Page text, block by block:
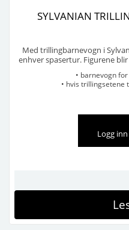
SYLVANIAN
Med trillingbarnevogn i
enhver spasertur. Figurene
ut trillingskålen av
vognen.
• barnevogn
• hvis trillingsetene
Logg